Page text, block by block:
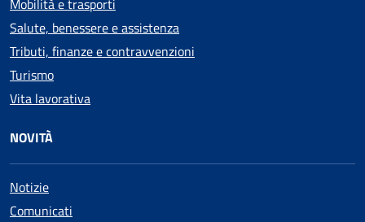
Mobilità e trasporti
Salute, benessere e assistenza
Tributi, finanze e contravvenzioni
Turismo
Vita lavorativa
NOVITÀ
Notizie
Comunicati